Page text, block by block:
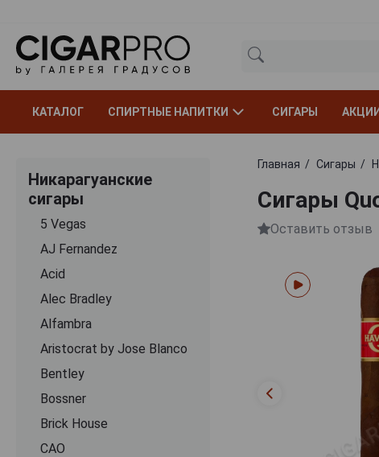
КАТАЛОГ СПИРТНЫЕ НАПИТКИ СИГАРЫ АКЦИИ
Никарагуанские
сигары
5 Vegas
AJ Fernandez
Acid
Alec Bradley
Alfambra
Aristocrat by Jose Blanco
Bentley
Bossner
Brick House
CAO
Главная Сигары
Сигары
Оставить отзыв